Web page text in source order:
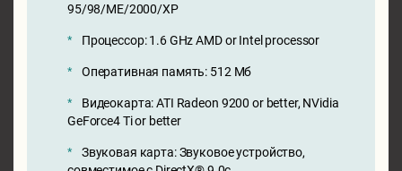
95/98/ME/2000/XP
Процессор: 1.6 GHz AMD or Intel processor
Оперативная память: 512 Мб
Видеокарта: ATI Radeon 9200 or better, NVidia
GeForce4 Ti or better
Звуковая карта: Звуковое устройство,